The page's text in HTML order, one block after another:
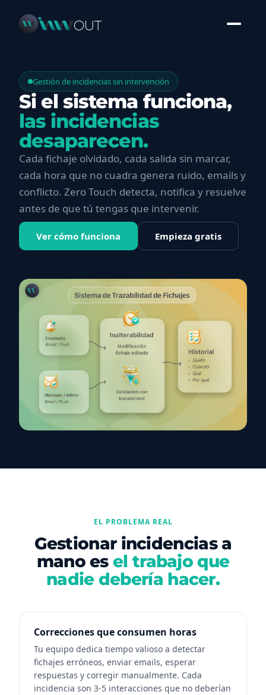
Gestión de incidencias sin intervención
Si el sistema funciona,
las incidencias
desaparecen.
Cada fichaje olvidado, cada salida sin marcar,
cada hora que no cuadra genera ruido, emails y
conflicto. Zero Touch detecta, notifica y resuelve
antes de que tú tengas que intervenir.
Ver cómo funciona Empieza gratis
EL PROBLEMA REAL
Gestionar incidencias a
mano esel trabajo que
nadie debería hacer.
Correcciones que consumen horas
Tu equipo dedica tiempo valioso a detectar
fichajes erróneos, enviar emails, esperar
respuestas y corregir manualmente. Cada
incidencia son 3-5 interacciones que no deberían